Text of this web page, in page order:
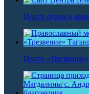
Центр семьи и
Центр «Трезвение»